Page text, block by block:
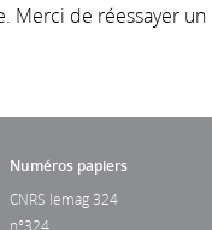
Merci de réessayer
Numéros papiers
CNRS lemag 324
n°324